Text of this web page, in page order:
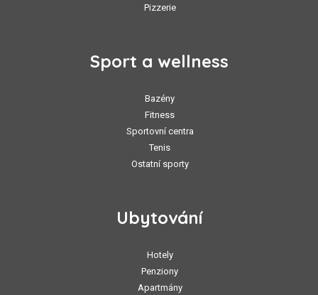
Pizzerie
Sport a wellness
Bazény
Fitness
Sportovní centra
Tenis
Ostatní sporty
Ubytování
Hotely
Penziony
Apartmány